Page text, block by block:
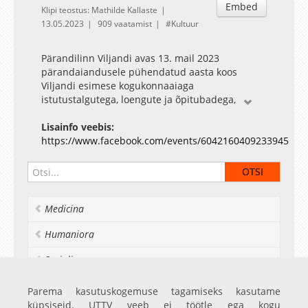
Embed
Klipi teostus: Mathilde Kallaste
13.05.2023
909 vaatamist Kultuur
Pärandilinn Viljandi avas 13. mail 2023
pärandaiandusele pühendatud aasta koos
Viljandi esimese kogukonnaaiaga
istutustalgutega, loengute ja õpitubadega,
taimede liigirikkust ajalooliste aiapidamise
viisidega ning juhtida tähelepanu vanaemade
kultuuriakadeemia koordineerib UNESCO
loovlinnade võrgustikku (käsitöö- ja
Pärandilinn Viljandi tegevusi.
Laansalu, Mahe Eeriksaare
Lisainfo veebis:
https://www.facebook.com/events/6042160409233945
Medicina
Humaniora
Socialia
Realia et naturalia
Parema kasutuskogemuse tagamiseks kasutame
küpsiseid. UTTV veeb ei töötle ega kogu